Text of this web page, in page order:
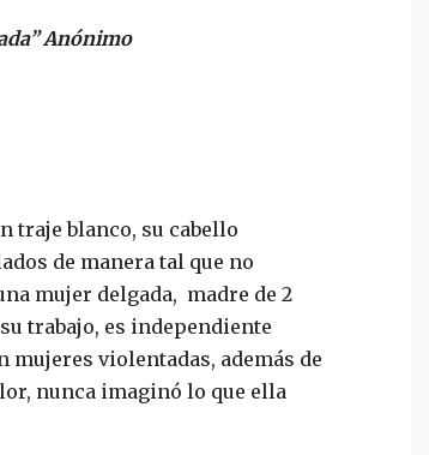
Anónimo
traje blanco, su cabello
de manera tal que no
mujer delgada, madre de 2
trabajo, es independiente
violentadas, además de
nunca imaginó lo que ella